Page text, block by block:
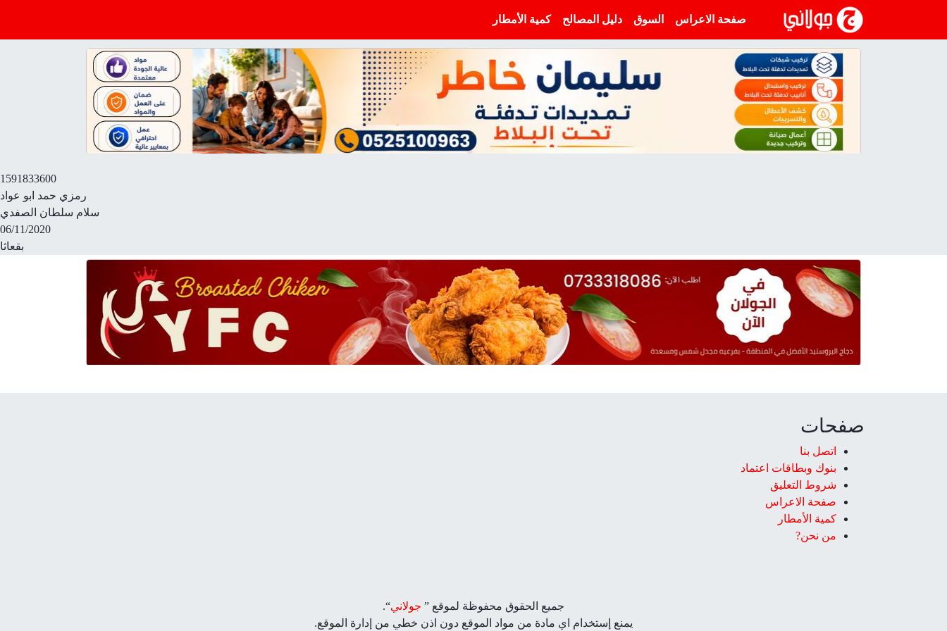
صفحة الاعراس
السوق دليل المصالح كمية الأمطار
1591833600
رمزي حمد ابو عواد
سلام سلطان الصفدي
06/11/2020
بقعاثا
صفحات
اتصل بنا
بنوك وبطاقات اعتماد
شروط التعليق‎
صفحة الاعراس
كمية الأمطار
من نحن?
جميع الحقوق محفوظة لموقع ” جولاني“.
يمنع إستخدام اي مادة من مواد الموقع دون اذن خطي من إدارة الموقع.